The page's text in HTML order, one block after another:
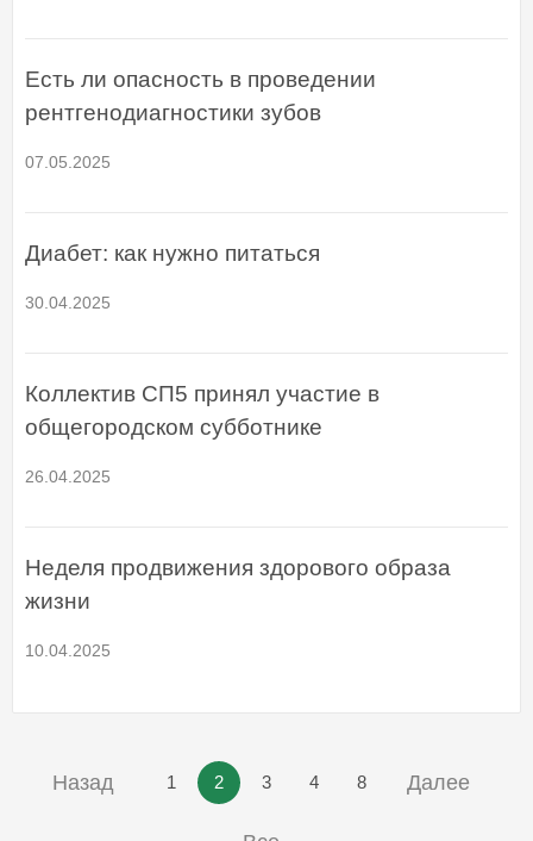
Есть ли опасность в проведении
рентгенодиагностики зубов
07.05.2025
Диабет: как нужно питаться
30.04.2025
Коллектив СП5 принял участие в
общегородском субботнике
26.04.2025
Неделя продвижения здорового образа
жизни
10.04.2025
Назад 1 2 3 4 8 Далее